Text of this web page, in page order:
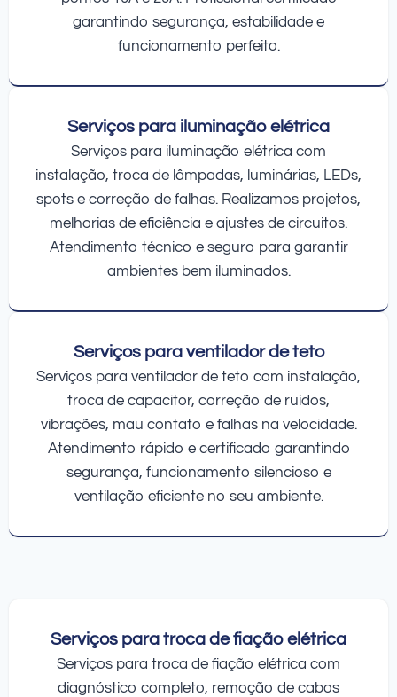
garantindo segurança, estabilidade e
funcionamento perfeito.
Serviços para iluminação elétrica
Serviços para iluminação elétrica com
instalação, troca de lâmpadas, luminárias, LEDs,
spots e correção de falhas. Realizamos projetos,
melhorias de eficiência e ajustes de circuitos.
Atendimento técnico e seguro para garantir
ambientes bem iluminados.
Serviços para ventilador de teto
Serviços para ventilador de teto com instalação,
troca de capacitor, correção de ruídos,
vibrações, mau contato e falhas na velocidade.
Atendimento rápido e certificado garantindo
segurança, funcionamento silencioso e
ventilação eficiente no seu ambiente.
Serviços para troca de fiação elétrica
Serviços para troca de fiação elétrica com
diagnóstico completo, remoção de cabos